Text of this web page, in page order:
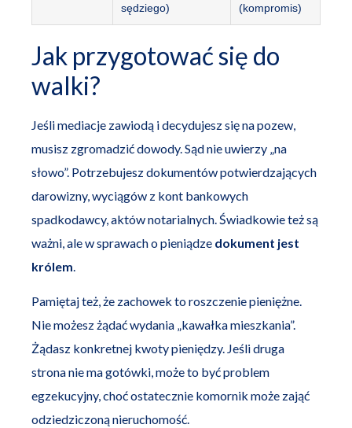
sędziego)
(kompromis)
Jak przygotować się do
walki?
Jeśli mediacje zawiodą i decydujesz się na pozew,
musisz zgromadzić dowody. Sąd nie uwierzy „na
słowo”. Potrzebujesz dokumentów potwierdzających
darowizny, wyciągów z kont bankowych
spadkodawcy, aktów notarialnych. Świadkowie też są
ważni, ale w sprawach o pieniądze dokument jest
królem.
Pamiętaj też, że zachowek to roszczenie pieniężne.
Nie możesz żądać wydania „kawałka mieszkania”.
Żądasz konkretnej kwoty pieniędzy. Jeśli druga
strona nie ma gotówki, może to być problem
egzekucyjny, choć ostatecznie komornik może zająć
odziedziczoną nieruchomość.